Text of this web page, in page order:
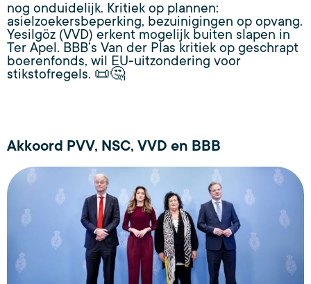
nog onduidelijk. Kritiek op plannen:
asielzoekersbeperking, bezuinigingen op opvang.
Yesilgöz (VVD) erkent mogelijk buiten slapen in
Ter Apel. BBB’s Van der Plas kritiek op geschrapt
boerenfonds, wil EU-uitzondering voor
stikstofregels. 📜🤔
Akkoord PVV, NSC, VVD en BBB